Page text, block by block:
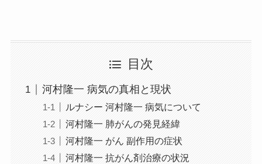
目次
河村隆一 病気の真相と現状
ルナシー 河村隆一 病気について
河村隆一 肺がんの発見経緯
河村隆一 がん 副作用の症状
河村隆一 抗がん剤治療の状況